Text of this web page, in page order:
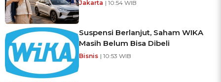
Jakarta | 10:54 WIB
Suspensi Berlanjut, Saham WIKA
Masih Belum Bisa Dibeli
Bisnis | 10:53 WIB